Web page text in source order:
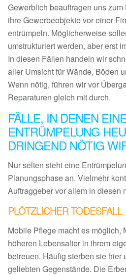
Gewerblich beauftragen uns
ihre Gewerbeobjekte vor einer
entrümpeln. Möglicherweise
umstrukturiert werden, aber erst
In diesen Fällen handeln wir
aller Umsicht für Wände, Böden
Wenn nötig, führen wir vor
Reparaturen gleich mit durch.
FÄLLE, IN DENEN
ENTRÜMPELUNG
DRINGEND NÖTIG
Nur selten steht eine
Planungsphase an. Vielmehr
Auftraggeber vor allem in diesen
PLÖTZLICHER TODESFALL
Mobile Pflege macht es möglich,
höheren Lebensalter in ihrem
betreuen. Häufig sterben sie hier
geliebten Gegenstände. Die